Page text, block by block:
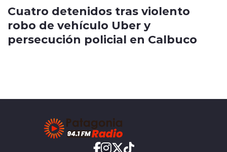
Cuatro detenidos tras violento
robo de vehículo Uber y
persecución policial en Calbuco